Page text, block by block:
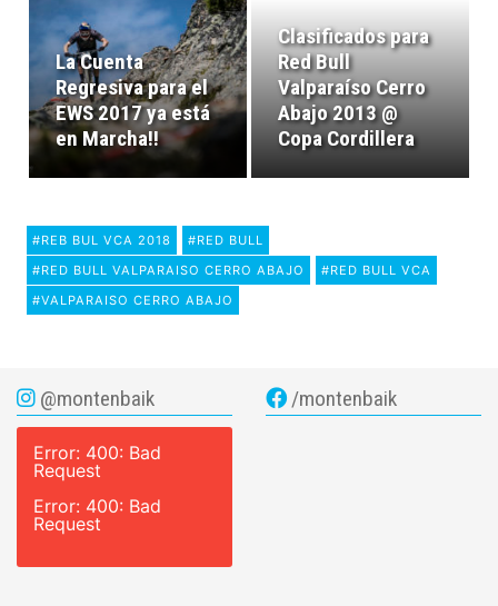
La Cuenta
Regresiva para el
EWS 2017 ya está
en Marcha!!
Clasificados para
Red Bull
Valparaíso Cerro
Abajo 2013 @
Copa Cordillera
#REB BUL VCA 2018
#RED BULL
#RED BULL VALPARAISO CERRO ABAJO
#RED BULL VCA
#VALPARAISO CERRO ABAJO
@montenbaik
Error: 400: Bad
Request
Error: 400: Bad
Request
/montenbaik